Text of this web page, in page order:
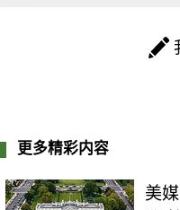
更多精彩内容
美